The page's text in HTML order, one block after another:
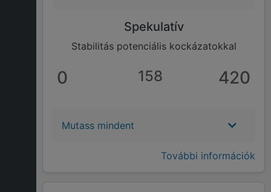
Spekulatív
Stabilitás potenciális kockázatokkal
0 158 420
Mutass mindent
További információk